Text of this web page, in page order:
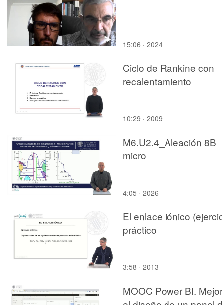
15:06 · 2024
Ciclo de Rankine con
recalentamiento
10:29 · 2009
M6.U2.4_Aleación 8B
micro
4:05 · 2026
El enlace iónico
práctico
3:58 · 2013
MOOC Power BI.